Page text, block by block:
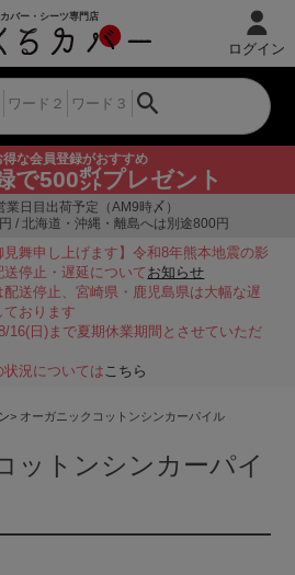
得な会員登録がおすすめ
で500㌽プレゼント
ログイン
業日目出荷予定（AM9時〆）
/ 北海道・沖縄・離島へは別途800円
見舞申し上げます】令和8年熊本地震の影
送停止・遅延についてお知らせ
送停止、宮崎県・鹿児島県は大幅な遅
ております
16(日)まで夏期休業期間とさせていただ
状況についてはこちら
オーガニックコットンシンカーパイル
ットンシンカーパイ